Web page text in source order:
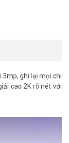
3mp, ghi lại mọi chi
cao 2K rõ nét với